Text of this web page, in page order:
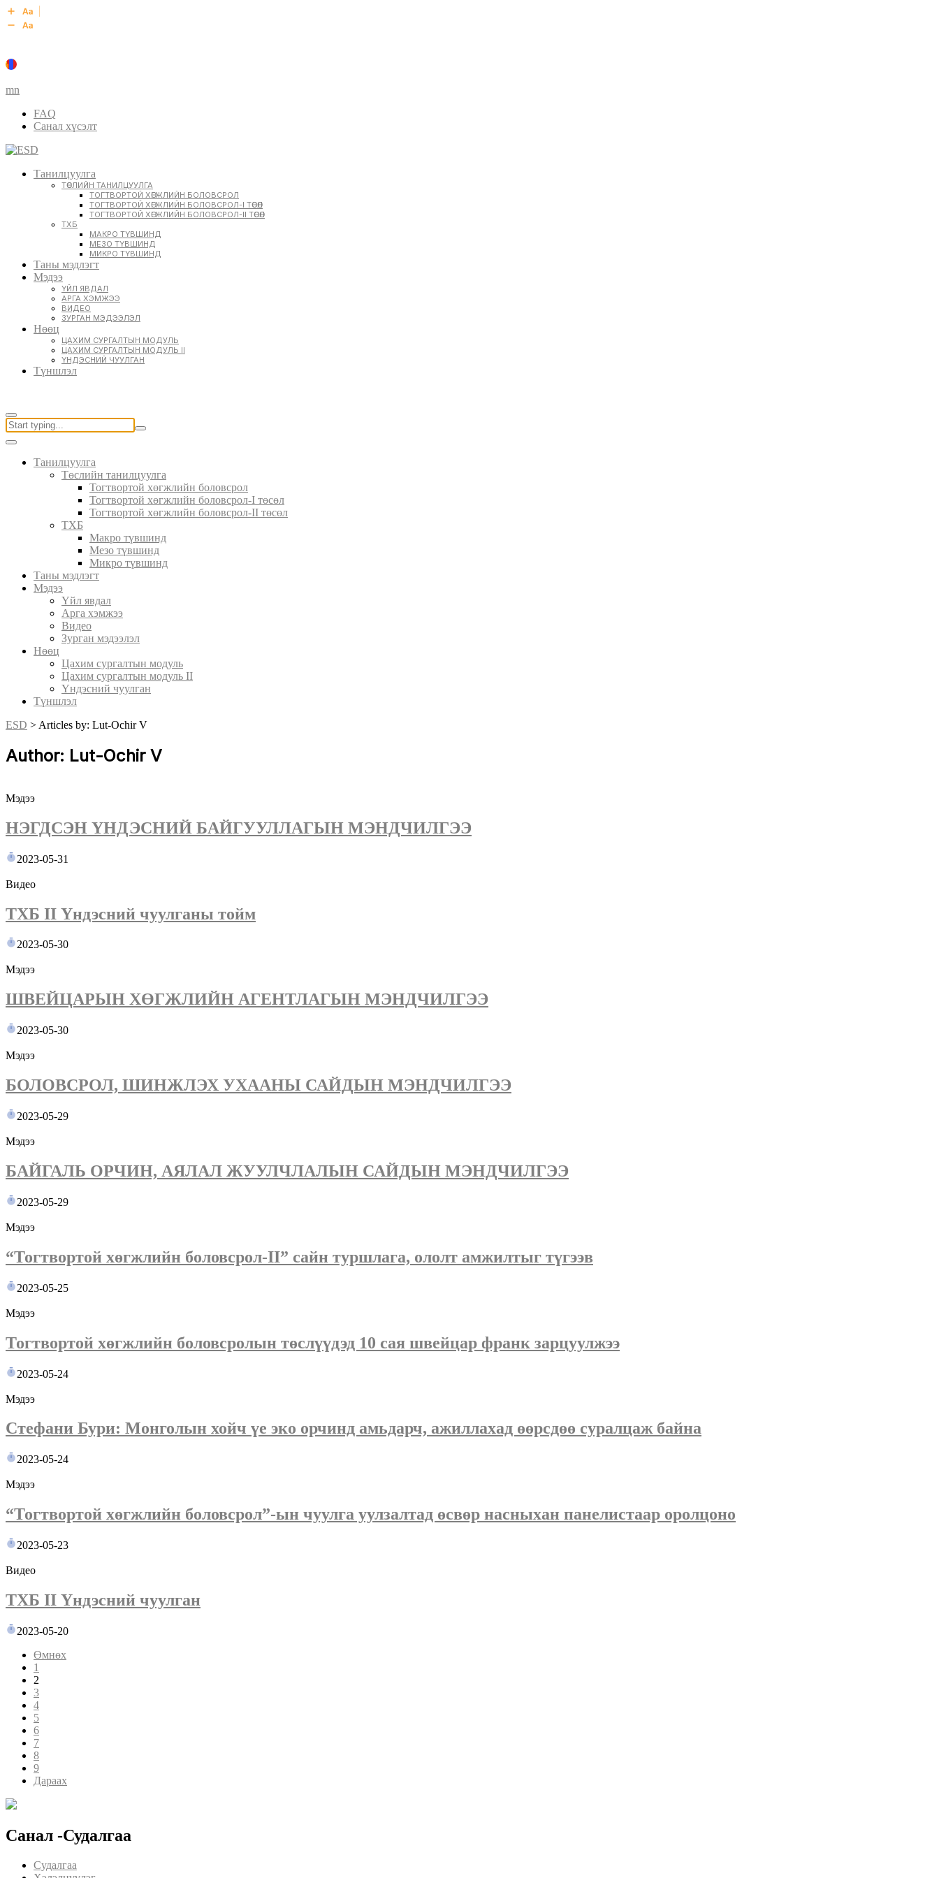
mn
FAQ
Санал хүсэлт
Танилцуулга
ТӨСЛИЙН ТАНИЛЦУУЛГА
ТОГТВОРТОЙ ХӨГЖЛИЙН БОЛОВСРОЛ
ТОГТВОРТОЙ ХӨГЖЛИЙН БОЛОВСРОЛ-I ТӨСӨЛ
ТОГТВОРТОЙ ХӨГЖЛИЙН БОЛОВСРОЛ-II ТӨСӨЛ
ТХБ
МАКРО ТҮВШИНД
МЕЗО ТҮВШИНД
МИКРО ТҮВШИНД
Таны мэдлэгт
Мэдээ
ҮЙЛ ЯВДАЛ
АРГА ХЭМЖЭЭ
ВИДЕО
ЗУРГАН МЭДЭЭЛЭЛ
Нөөц
ЦАХИМ СУРГАЛТЫН МОДУЛЬ
ЦАХИМ СУРГАЛТЫН МОДУЛЬ II
ҮНДЭСНИЙ ЧУУЛГАН
Түншлэл
Танилцуулга
Төслийн танилцуулга
Тогтвортой хөгжлийн боловсрол
Тогтвортой хөгжлийн боловсрол-I төсөл
Тогтвортой хөгжлийн боловсрол-II төсөл
ТХБ
Макро түвшинд
Мезо түвшинд
Микро түвшинд
Таны мэдлэгт
Мэдээ
Үйл явдал
Арга хэмжээ
Видео
Зурган мэдээлэл
Нөөц
Цахим сургалтын модуль
Цахим сургалтын модуль II
Үндэсний чуулган
Түншлэл
ESD > Articles by: Lut-Ochir V
Author: Lut-Ochir V
Мэдээ
НЭГДСЭН ҮНДЭСНИЙ БАЙГУУЛЛАГЫН МЭНДЧИЛГЭЭ
2023-05-31
Видео
ТХБ II Үндэсний чуулганы тойм
2023-05-30
Мэдээ
ШВЕЙЦАРЫН ХӨГЖЛИЙН АГЕНТЛАГЫН МЭНДЧИЛГЭЭ
2023-05-30
Мэдээ
БОЛОВСРОЛ, ШИНЖЛЭХ УХААНЫ САЙДЫН МЭНДЧИЛГЭЭ
2023-05-29
Мэдээ
БАЙГАЛЬ ОРЧИН, АЯЛАЛ ЖУУЛЧЛАЛЫН САЙДЫН МЭНДЧИЛГЭЭ
2023-05-29
Мэдээ
“Тогтвортой хөгжлийн боловсрол-II” сайн туршлага, ололт амжилтыг түгээв
2023-05-25
Мэдээ
Тогтвортой хөгжлийн боловсролын төслүүдэд 10 сая швейцар франк зарцуулжээ
2023-05-24
Мэдээ
Стефани Бури: Монголын хойч үе эко орчинд амьдарч, ажиллахад өөрсдөө суралцаж байна
2023-05-24
Мэдээ
“Тогтвортой хөгжлийн боловсрол”-ын чуулга уулзалтад өсвөр насныхан панелистаар оролцоно
2023-05-23
Видео
ТХБ II Үндэсний чуулган
2023-05-20
Өмнөх
1
2
3
4
5
6
7
8
9
Дараах
Санал -Судалгаа
Судалгаа